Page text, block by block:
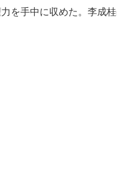
を手中に収めた。李成